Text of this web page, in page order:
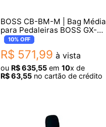
BOSS CB-BM-M | Bag Média
para Pedaleiras BOSS GX-
100, GT-1000, ME-90 e ME-
90B
10% OFF
R$ 571,99 à vista
ou R$ 635,55em 10x de
R$ 63,55no cartão de crédito